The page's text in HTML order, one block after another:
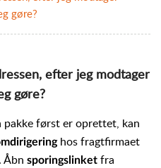
gøre?
efter jeg modtager
gøre?
først er oprettet, kan
hos fragtfirmaet
Åbn sporingslinket fra